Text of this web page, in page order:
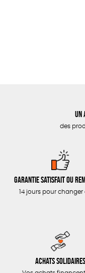
Un
des
Garantie satisfait ou
14 jours pour changer
Achats solidaires